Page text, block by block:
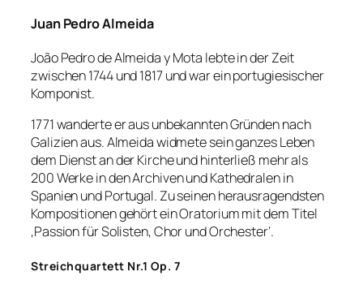
Juan Pedro Almeida
João Pedro de Almeida y Mota lebte in der Zeit
zwischen 1744 und 1817 und war ein portugiesischer
Komponist.
1771 wanderte er aus unbekannten Gründen nach
Galizien aus. Almeida widmete sein ganzes Leben
dem Dienst an der Kirche und hinterließ mehr als
200 Werke in den Archiven und Kathedralen in
Spanien und Portugal. Zu seinen herausragendsten
Kompositionen gehört ein Oratorium mit dem Titel
‚Passion für Solisten, Chor und Orchester‘.
Streichquartett Nr.1 Op. 7